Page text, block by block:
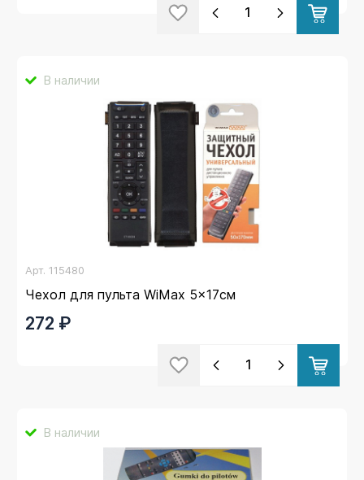
В наличии
Арт. 115480
Чехол для пульта WiMax 5x17см
272 ₽
В наличии